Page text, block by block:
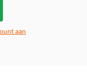
aan